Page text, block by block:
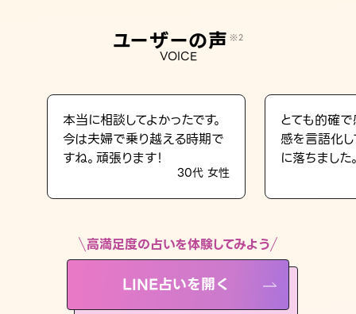
LINE占いを開く
※LINEアプリ内のサービスページへ遷移します
ユーザーの声 ※2
VOICE
本当に相談してよかったです。
今は夫婦で乗り越える時期で
すね。頑張ります！
30代 女性
とても的確
感を言語化
に落ちました
高満足度の占いを体験してみよう
LINE占いを開く